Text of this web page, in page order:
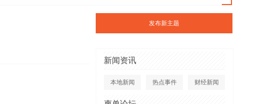
发布新主题
新闻资讯
本地新闻 热点事件 财经新闻